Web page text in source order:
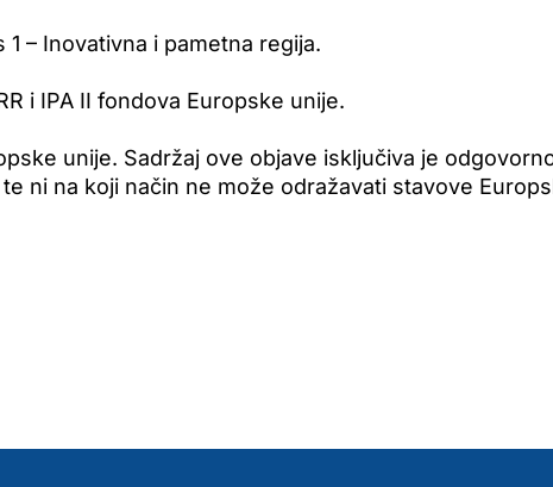
– Inovativna i pametna regija.
i IPA II fondova Europske unije.
unije. Sadržaj ove objave isključiva je
ni na koji način ne može odražavati stavove